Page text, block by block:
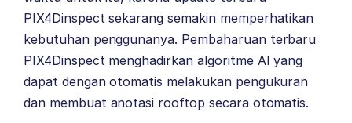
PIX4Dinspect sekarang semakin memperhatikan
kebutuhan penggunanya. Pembaharuan terbaru
PIX4Dinspect menghadirkan algoritme AI yang
dapat dengan otomatis melakukan pengukuran
dan membuat anotasi rooftop secara otomatis.